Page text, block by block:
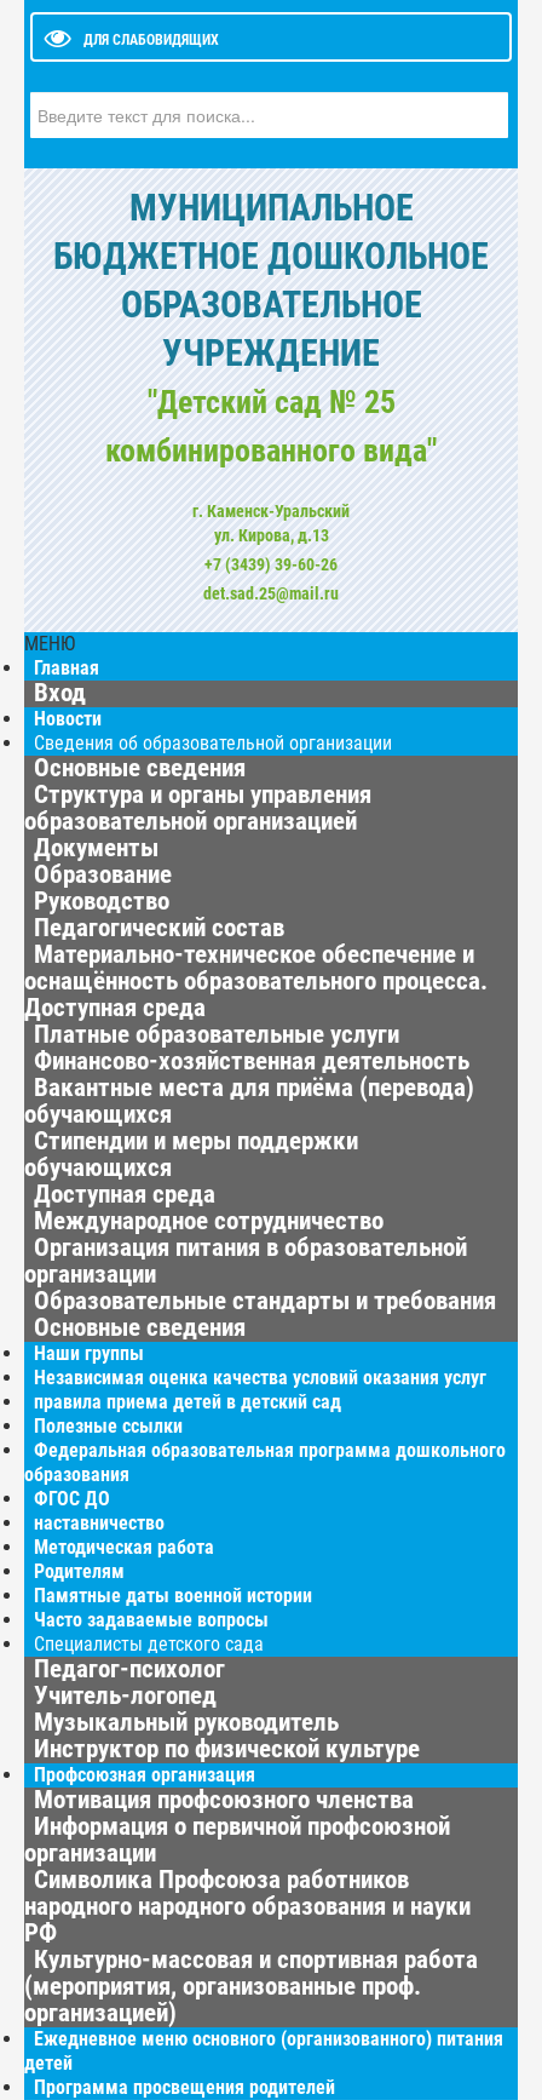
ДЛЯ СЛАБОВИДЯЩИХ
МУНИЦИПАЛЬНОЕ
БЮДЖЕТНОЕ ДОШКОЛЬНОЕ
ОБРАЗОВАТЕЛЬНОЕ
УЧРЕЖДЕНИЕ
"Детский сад № 25
комбинированного вида"
г. Каменск-Уральский
ул. Кирова, д.13
+7 (3439) 39-60-26
det.sad.25@mail.ru
МЕНЮ
Главная
Вход
Новости
Сведения об образовательной организации
Основные сведения
Структура и органы управления
образовательной организацией
Документы
Образование
Руководство
Педагогический состав
Материально-техническое обеспечение и
оснащённость образовательного процесса.
Доступная среда
Платные образовательные услуги
Финансово-хозяйственная деятельность
Вакантные места для приёма (перевода)
обучающихся
Стипендии и меры поддержки
обучающихся
Доступная среда
Международное сотрудничество
Организация питания в образовательной
организации
Образовательные стандарты и требования
Основные сведения
Наши группы
Независимая оценка качества условий оказания услуг
правила приема детей в детский сад
Полезные ссылки
Федеральная образовательная программа дошкольного
образования
ФГОС ДО
наставничество
Методическая работа
Родителям
Памятные даты военной истории
Часто задаваемые вопросы
Специалисты детского сада
Педагог-психолог
Учитель-логопед
Музыкальный руководитель
Инструктор по физической культуре
Профсоюзная организация
Мотивация профсоюзного членства
Информация о первичной профсоюзной
организации
Символика Профсоюза работников
народного народного образования и науки
РФ
Культурно-массовая и спортивная работа
(мероприятия, организованные проф.
организацией)
Ежедневное меню основного (организованного) питания
детей
Программа просвещения родителей